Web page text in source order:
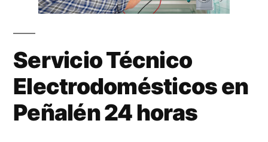
Servicio Técnico
Electrodomésticos en
Peñalén 24 horas